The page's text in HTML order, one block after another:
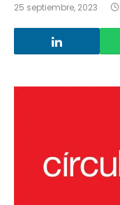
25 septiembre, 2023